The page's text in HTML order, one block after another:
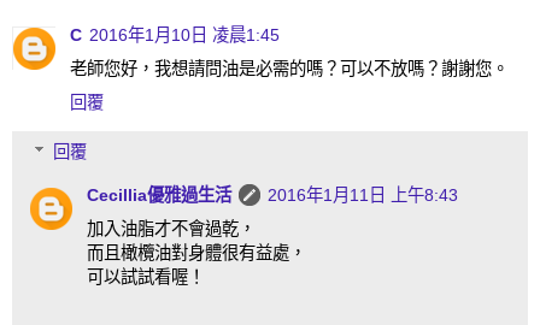
C 2016年1月10日 凌晨1:45
老師您好，我想請問油是必需的嗎？可以不放嗎？謝謝您。
回覆
回覆
Cecillia優雅過生活
2016年1月11日 上午8:43
加入油脂才不會過乾，
而且橄欖油對身體很有益處，
可以試試看喔！